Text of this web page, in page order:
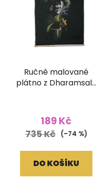
Ručně malované
plátno z Dharamsaly
189 Kč
735 Kč (–74 %)
DO KOŠÍKU